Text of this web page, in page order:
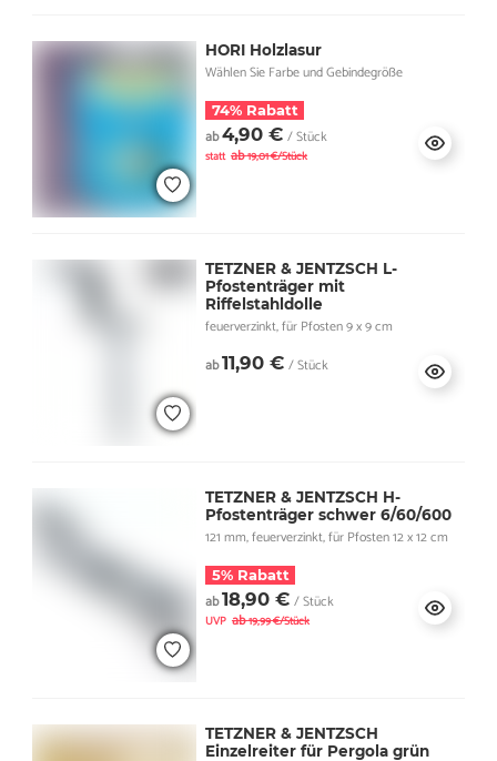
HORI Holzlasur
Wählen Sie Farbe und Gebindegröße
74% Rabatt
ab4,90 € / Stück
statt ab19,01 €/Stück
TETZNER & JENTZSCH L-
Pfostenträger mit
Riffelstahldolle
feuerverzinkt, für Pfosten 9 x 9 cm
ab11,90 € / Stück
TETZNER & JENTZSCH H-
Pfostenträger schwer 6/60/600
121 mm, feuerverzinkt, für Pfosten 12 x 12 cm
5% Rabatt
ab18,90 € / Stück
UVP ab19,99 €/Stück
TETZNER & JENTZSCH
Einzelreiter für Pergola grün